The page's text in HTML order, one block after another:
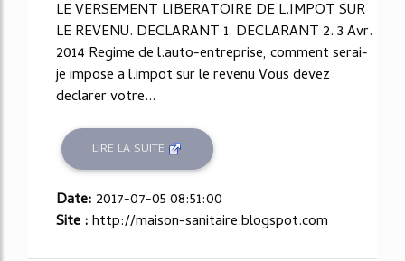
LE VERSEMENT LIBERATOIRE DE L.IMPOT SUR
LE REVENU. DECLARANT 1. DECLARANT 2. 3 Avr.
2014 Regime de l.auto-entreprise, comment serai-
je impose a l.impot sur le revenu Vous devez
declarer votre...
LIRE LA SUITE
Date: 2017-07-05 08:51:00
Site :http://maison-sanitaire.blogspot.com